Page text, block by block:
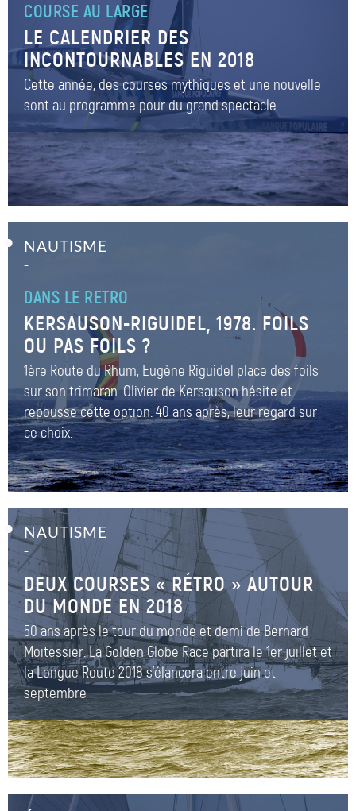
COURSE AU LARGE
LE CALENDRIER DES
INCONTOURNABLES EN 2018
Cette année, des courses mythiques et une nouvelle
sont au programme pour du grand spectacle
NAUTISME
–
DANS LE RETRO
KERSAUSON-RIGUIDEL, 1978. FOILS
OU PAS FOILS ?
1ère Route du Rhum, Eugène Riguidel place des foils
sur son trimaran. Olivier de Kersauson hésite et
repousse cette option. 40 ans après, leur regard sur
ce choix.
NAUTISME
–
DEUX COURSES « RÉTRO » AUTOUR
DU MONDE EN 2018
50 ans après le tour du monde et demi de Bernard
Moitessier. La Golden Globe Race partira le 1er juillet et
la Longue Route 2018 s’élancera entre juin et
septembre